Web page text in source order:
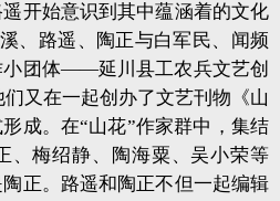
开始意识到其中蕴涵着的文化
、路遥、陶正与白军民、闻频
小团体——延川县工农兵文艺创
们又在一起创办了文艺刊物《山
成。在“山花”作家群中，集结
、梅绍静、陶海粟、吴小荣等
正。路遥和陶正不但一起编辑